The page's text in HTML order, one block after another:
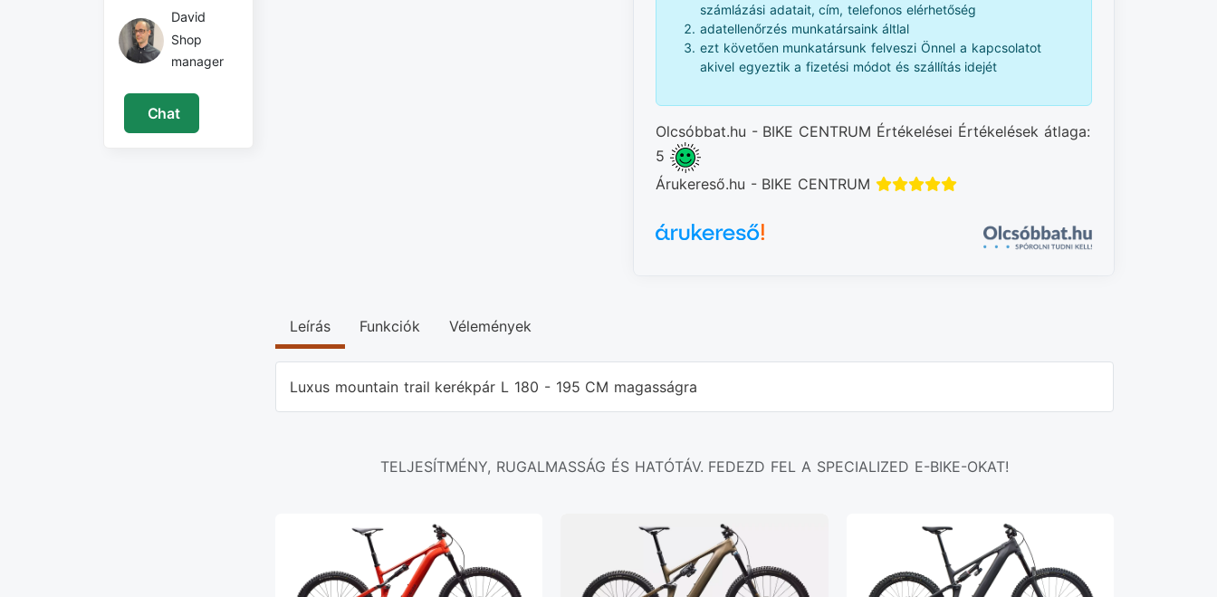
David
Shop
manager
Chat
számlázási adatait, cím, telefonos elérhetőség
adatellenőrzés munkatársaink áltlal
ezt követően munkatársunk felveszi Önnel a kapcsolatot
akivel egyeztik a fizetési módot és szállítás idejét
Olcsóbbat.hu - BIKE CENTRUM Értékelései Értékelések átlaga:
5
Árukereső.hu - BIKE CENTRUM
Leírás Funkciók Vélemények
Luxus mountain trail kerékpár L 180 - 195 CM magasságra
TELJESÍTMÉNY, RUGALMASSÁG ÉS HATÓTÁV. FEDEZD FEL A SPECIALIZED E-BIKE-OKAT!